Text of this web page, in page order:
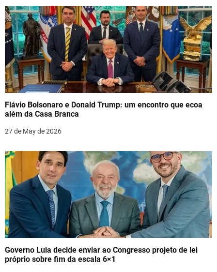
n
Flávio Bolsonaro e Donald Trump: um encontro que ecoa
além da Casa Branca
27 de May de 2026
Governo Lula decide enviar ao Congresso projeto de lei
próprio sobre fim da escala 6×1